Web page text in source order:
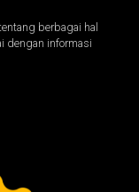
berbagai hal
dengan informasi